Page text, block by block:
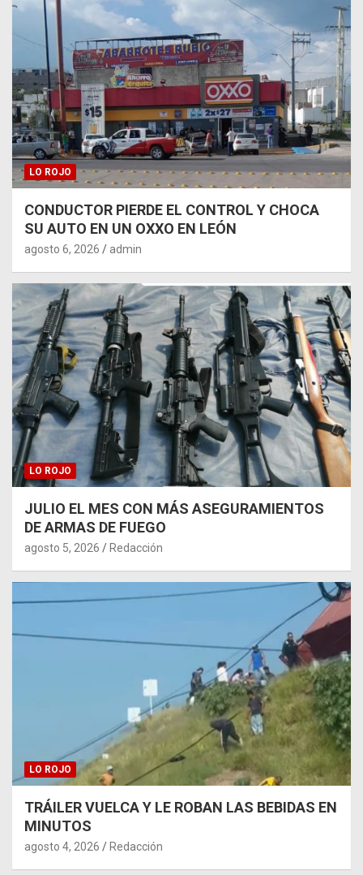
LO ROJO
CONDUCTOR PIERDE EL CONTROL Y CHOCA
SU AUTO EN UN OXXO EN LEÓN
agosto 6, 2026 admin
LO ROJO
JULIO EL MES CON MÁS ASEGURAMIENTOS
DE ARMAS DE FUEGO
agosto 5, 2026 Redacción
LO ROJO
TRÁILER VUELCA Y LE ROBAN LAS BEBIDAS EN
MINUTOS
agosto 4, 2026 Redacción